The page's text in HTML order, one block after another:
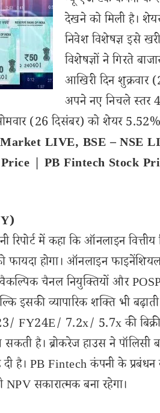
देखने को मिली है।
निवेश विशेषज्ञ इसे
विशेषज्ञों ने गिरते
आखिरी दिन
अपने नए निचले स्तर
(26 दिसंबर) को शेयर
LIVE, BSE – NSE
| PB Fintech Stock
में कहा कि ऑनलाइन वित्तीय
होगा। ऑनलाइन फाइनेंशियल
चैनल नियुक्तियों और
इसकी व्यापारिक शक्ति भी
FY24E/ 7.2x/ 5.7x की बिक्री
है। ब्रोकरेज हाउस ने पॉलिसी
है। PB Fintech कंपनी के प्रबंधन
सकारात्मक बना रहेगा।